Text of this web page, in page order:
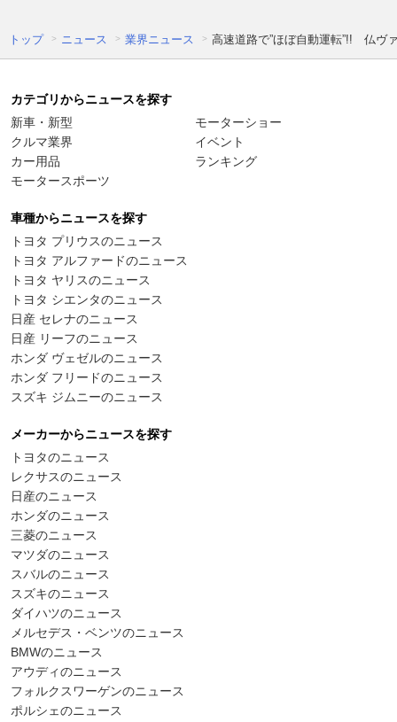
トップ ニュース 業界ニュース 高速道路で”ほぼ自動運転”!! 仏ヴ
カテゴリからニュースを探す
新車・新型
クルマ業界
カー用品
モータースポーツ
モーターショー
イベント
ランキング
車種からニュースを探す
トヨタ プリウスのニュース
トヨタ アルファードのニュース
トヨタ ヤリスのニュース
トヨタ シエンタのニュース
日産 セレナのニュース
日産 リーフのニュース
ホンダ ヴェゼルのニュース
ホンダ フリードのニュース
スズキ ジムニーのニュース
メーカーからニュースを探す
トヨタのニュース
レクサスのニュース
日産のニュース
ホンダのニュース
三菱のニュース
マツダのニュース
スバルのニュース
スズキのニュース
ダイハツのニュース
メルセデス・ベンツのニュース
BMWのニュース
アウディのニュース
フォルクスワーゲンのニュース
ポルシェのニュース